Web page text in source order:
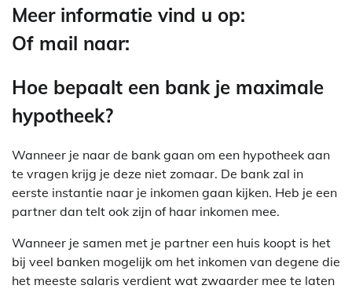
Meer informatie vind u op:
Of mail naar:
Hoe bepaalt een bank je maximale
hypotheek?
Wanneer je naar de bank gaan om een hypotheek aan
te vragen krijg je deze niet zomaar. De bank zal in
eerste instantie naar je inkomen gaan kijken. Heb je een
partner dan telt ook zijn of haar inkomen mee.
Wanneer je samen met je partner een huis koopt is het
bij veel banken mogelijk om het inkomen van degene die
het meeste salaris verdient wat zwaarder mee te laten